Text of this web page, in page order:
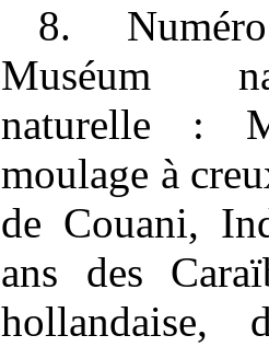
8.
Muséum
naturelle :
moulage à
de Couani,
ans des
hollandaise,